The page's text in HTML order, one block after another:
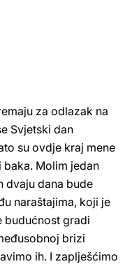
za odlazak na
Svjetski dan
su ovdje kraj mene
baka. Molim jedan
dvaju dana bude
naraštajima, koji je
budućnost gradi
brizi
ih. I zaplješćimo